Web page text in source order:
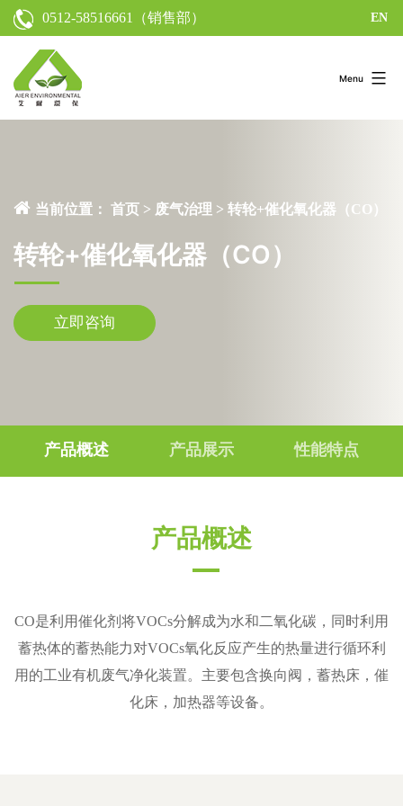
0512-58516661 （销售部） EN
Menu
当前位置： 首页 > 废气治理 > 转轮+催化氧化器（CO）
转轮+催化氧化器（CO）
立即咨询
产品概述 产品展示 性能特点
产品概述
CO是利用催化剂将VOCs分解成为水和二氧化碳，同时利用
蓄热体的蓄热能力对VOCs氧化反应产生的热量进行循环利
用的工业有机废气净化装置。主要包含换向阀，蓄热床，催
化床，加热器等设备。